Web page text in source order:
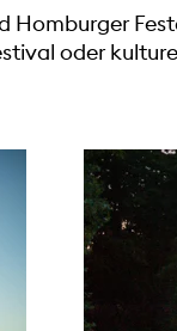
Homburger
oder